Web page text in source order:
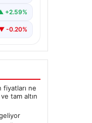
+2.59%
-0.20%
fiyatları ne
tam altın